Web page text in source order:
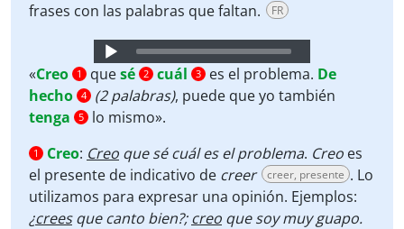
frases con las palabras que faltan.
FR
Audio
Player
«Creo 1 quesé 2 cuál 3 es el problema. De
hecho 4 (2 palabras), puede que yo también
tenga
5 lo mismo».
1 Creo: Creo que sé cuál es el problema. Creo es
el presente de indicativo de creer creer, presente . Lo
utilizamos para expresar una opinión. Ejemplos:
¿creesque canto bien?;creo que soy muy guapo.